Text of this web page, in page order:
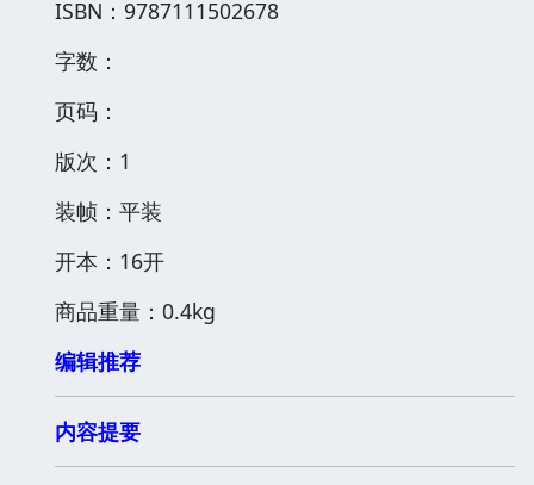
ISBN：9787111502678
字数：
页码：
版次：1
装帧：平装
开本：16开
商品重量：0.4kg
编辑推荐
内容提要